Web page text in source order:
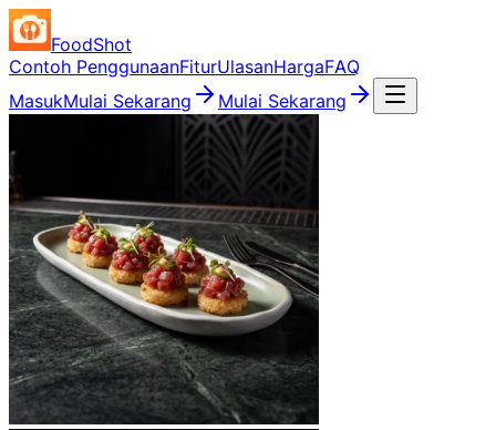
FoodShot
Contoh PenggunaanFiturUlasanHargaFAQ
MasukMulai Sekarang Mulai Sekarang